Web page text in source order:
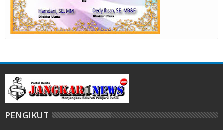
PENGIKUT